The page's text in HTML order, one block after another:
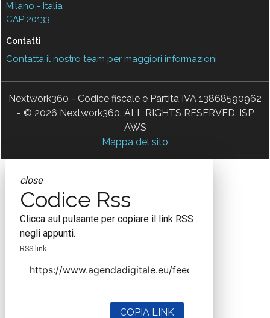
Milano - Italia
CAP 20133
Contatti
Contatta il nostro team per maggiori informazioni
Nextwork360 - Codice fiscale e Partita IVA 13868590962
- © 2026 Nextwork360. ALL RIGHTS RESERVED. ISP
AWS
Mappa del sito
close
Codice Rss
Clicca sul pulsante per copiare il link RSS
negli appunti.
RSS link
COPIA LINK